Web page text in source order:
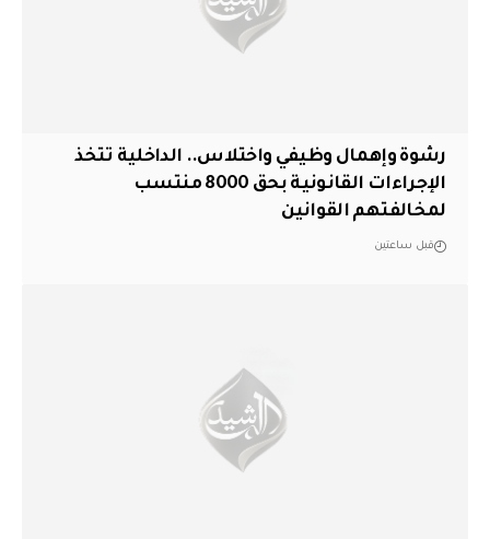
رشوة وإهمال وظيفي واختلاس.. الداخلية تتخذ
الإجراءات القانونية بحق 8000 منتسب
لمخالفتهم القوانين
قبل ساعتين